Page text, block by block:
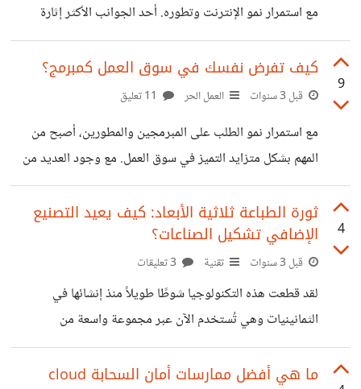
مع استمرار نمو الإنترنت وتطوره. أحد الجوانب الأكثر إثارة
للجدل لحيادية الشبكة هو كيفية إعطاء الأولوية لموقع على آخر،
يجادل البعض بأنه يجب معاملة جميع المواقع على قدم المساواة،
بينما يعتقد البعض الآخر أن بعض المواقع يجب أن تتلقى معاملة
ونقدم رأينا في الأمر. أولاً، دعنا نحدد ما تعنيه حيادية الشبكة.
حيادية الإنترنت هي فكرة أنه يجب التعامل مع جميع البيانات
على الإنترنت
9
كيف تفرض نفسك في سوق العمل كمبرمج؟
قبل 3 سنوات العمل الحر
مع استمرار نمو الطلب على المبرمجين والمطورين، أصبح من
المهم بشكل متزايد التميز في سوق العمل. مع وجود العديد من
المرشحين الذين يتنافسون على نفس المناصب، كيف يمكنني أن
أجعل نفسي متميزًا عن الآخرين وأحصل على الوظيفة التي
أريدها؟ في هذه المساهمة، سوف أشارككم بعض الاستراتيجيات
التي ساعدتني لفرض نفسي في سوق العمل كمبرمج، وسبب
أهميتها. أولاً وقبل كل شيء، من المهم أن يكون لدي أساس متين
في مهارات البرمجة. هذا يعني وجود فهم عميق للغات البرمجة
4
ثورة الطباعة ثلاثية الأبعاد: كيف يعيد التصنيع
الإضافي تشكيل الصناعات؟
قبل 3 سنوات تقنية
لقد قطعت هذه التكنولوجيا شوطًا طويلاً منذ إنشائها في
الثمانينيات وهي تُستخدم الآن عبر مجموعة واسعة من
التطبيقات، بما في ذلك السيارات والطيران والرعاية الصحية
والمنتجات الاستهلاكية، حيث يعمل التصنيع الإضافي والمعروف
ما هي أفضل ممارسات أمان السحابة cloud